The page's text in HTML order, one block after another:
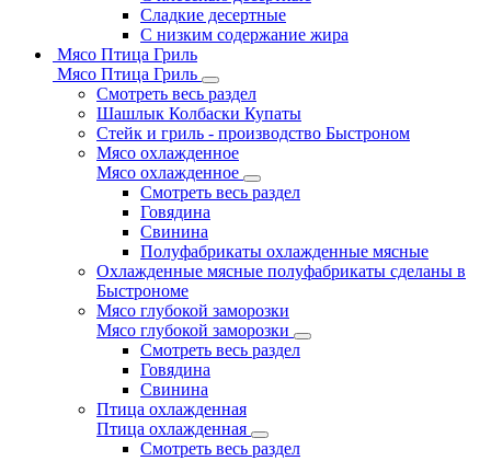
Сладкие десертные
С низким содержание жира
Мясо Птица Гриль
Мясо Птица Гриль
Смотреть весь раздел
Шашлык Колбаски Купаты
Стейк и гриль - производство Быстроном
Мясо охлажденное
Мясо охлажденное
Смотреть весь раздел
Говядина
Свинина
Полуфабрикаты охлажденные мясные
Охлажденные мясные полуфабрикаты сделаны в
Быстрономе
Мясо глубокой заморозки
Мясо глубокой заморозки
Смотреть весь раздел
Говядина
Свинина
Птица охлажденная
Птица охлажденная
Смотреть весь раздел